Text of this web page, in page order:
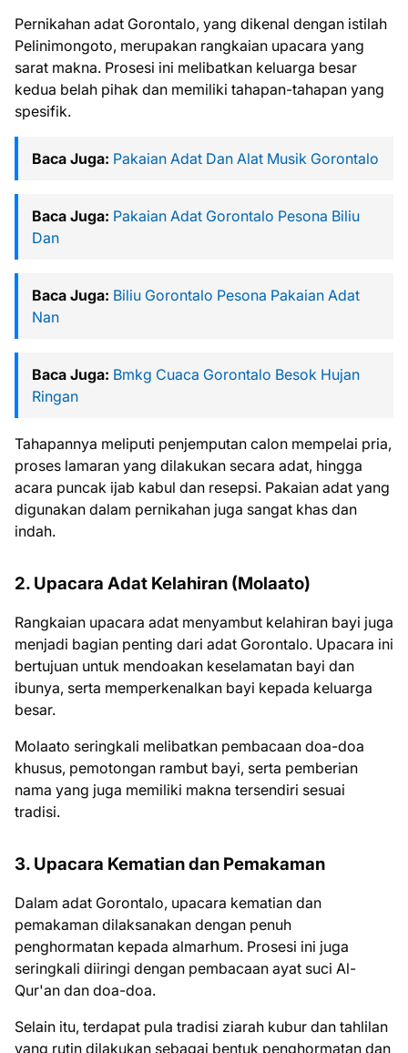
Pernikahan adat Gorontalo, yang dikenal dengan istilah
Pelinimongoto, merupakan rangkaian upacara yang
sarat makna. Prosesi ini melibatkan keluarga besar
kedua belah pihak dan memiliki tahapan-tahapan yang
spesifik.
Baca Juga: Pakaian Adat Dan Alat Musik Gorontalo
Baca Juga: Pakaian Adat Gorontalo Pesona Biliu
Dan
Baca Juga: Biliu Gorontalo Pesona Pakaian Adat
Nan
Baca Juga: Bmkg Cuaca Gorontalo Besok Hujan
Ringan
Tahapannya meliputi penjemputan calon mempelai pria,
proses lamaran yang dilakukan secara adat, hingga
acara puncak ijab kabul dan resepsi. Pakaian adat yang
digunakan dalam pernikahan juga sangat khas dan
indah.
2. Upacara Adat Kelahiran (Molaato)
Rangkaian upacara adat menyambut kelahiran bayi juga
menjadi bagian penting dari adat Gorontalo. Upacara ini
bertujuan untuk mendoakan keselamatan bayi dan
ibunya, serta memperkenalkan bayi kepada keluarga
besar.
Molaato seringkali melibatkan pembacaan doa-doa
khusus, pemotongan rambut bayi, serta pemberian
nama yang juga memiliki makna tersendiri sesuai
tradisi.
3. Upacara Kematian dan Pemakaman
Dalam adat Gorontalo, upacara kematian dan
pemakaman dilaksanakan dengan penuh
penghormatan kepada almarhum. Prosesi ini juga
seringkali diiringi dengan pembacaan ayat suci Al-
Qur'an dan doa-doa.
Selain itu, terdapat pula tradisi ziarah kubur dan tahlilan
yang rutin dilakukan sebagai bentuk penghormatan dan